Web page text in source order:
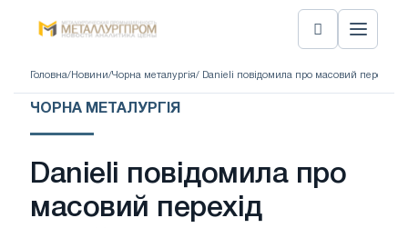
Головна/ Новини/Чорна металургія/ Danieli повідомила про масовий перехід
ЧОРНА МЕТАЛУРГІЯ
Danieli повідомила про
масовий перехід